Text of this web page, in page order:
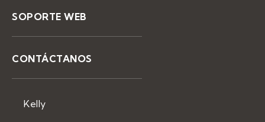
SOPORTE WEB
CONTÁCTANOS
Kelly